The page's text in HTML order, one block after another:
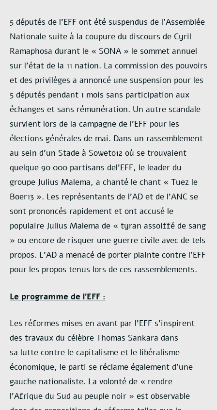
5 députés de l’EFF ont été suspendus de l’Assemblée
Nationale suite à la coupure du discours de Cyril
Ramaphosa durant le « SONA » le sommet annuel
sur l’état de la 11 nation. La commission des pouvoirs
et des privilèges a annoncé une suspension pour les
5 députés pendant 1 mois sans participation aux
échanges et sans rémunération. Un autre scandale
survient lors de la campagne de l’EFF pour les
élections générales de mai. Dans un rassemblement
au sein d’un Stade à Soweto12 où se trouvaient
quelque 90 000 partisans del’EFF, le leader du
groupe Julius Malema, a chanté le chant « Tuez le
Boer13 ». Les représentants de l’AD et de l’ANC se
sont prononcés rapidement et ont accusé le
populaire Julius Malema de « tyran assoiffé de sang
» ou encore de risquer une guerre civile avec de tels
propos. L’AD a menacé de porter plainte contre l’EFF
pour les propos tenus lors de ces rassemblements.
Le programme de l’EFF :
Les réformes mises en avant par l’EFF s’inspirent
des travaux du célèbre Thomas Sankara dans
sa lutte contre le capitalisme et le libéralisme
économique, le parti se réclame également d’une
gauche nationaliste. La volonté de « rendre
l’Afrique du Sud au peuple noir » est observable